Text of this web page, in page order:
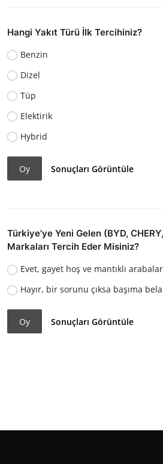
Hangi Yakıt Türü İlk Tercihiniz?
Benzin
Dizel
Tüp
Elektirik
Hybrid
Oy Sonuçları Görüntüle
Türkiye'ye Yeni Gelen (BYD,
Markaları Tercih Eder Misiniz?
Evet, gayet hoş ve mantıklı
Hayır, bir sorunu çıksa başıma
Oy Sonuçları Görüntüle